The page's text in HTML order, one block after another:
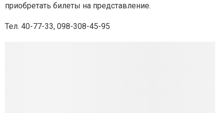
приобретать билеты на представление.
Тел. 40-77-33, 098-308-45-95